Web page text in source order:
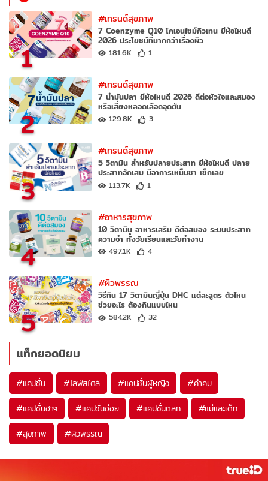
1
#เทรนด์สุขภาพ
7 Coenzyme Q10 โคเอนไซม์คิวเทน ยี่ห้อไหนดี
2026 ประโยชน์ที่มากกว่าเรื่องผิว
181.6K 1
2
#เทรนด์สุขภาพ
7 น้ำมันปลา ยี่ห้อไหนดี 2026 ดีต่อหัวใจและสมอง
หรือเสี่ยงหลอดเลือดอุดตัน
129.8K 3
3
#เทรนด์สุขภาพ
5 วิตามิน สำหรับปลายประสาท ยี่ห้อไหนดี ปลาย
ประสาทอักเสบ มีอาการเหน็บชา เช็กเลย
113.7K 1
4
#อาหารสุขภาพ
10 วิตามิน อาหารเสริม ดีต่อสมอง ระบบประสาท
ความจำ ทั้งวัยเรียนและวัยทำงาน
497.1K 4
5
#ผิวพรรณ
วิธีกิน 17 วิตามินญี่ปุ่น DHC แต่ละสูตร ตัวไหน
ช่วยอะไร ต้องกินแบบไหน
584.2K 32
แท็กยอดนิยม
#แคปชั่น #ไลฟ์สไตล์ #แคปชั่นผู้หญิง #คำคม
#แคปชั่นฮาๆ #แคปชั่นอ่อย #แคปชั่นตลก #แม่และเด็ก
#สุขภาพ #ผิวพรรณ